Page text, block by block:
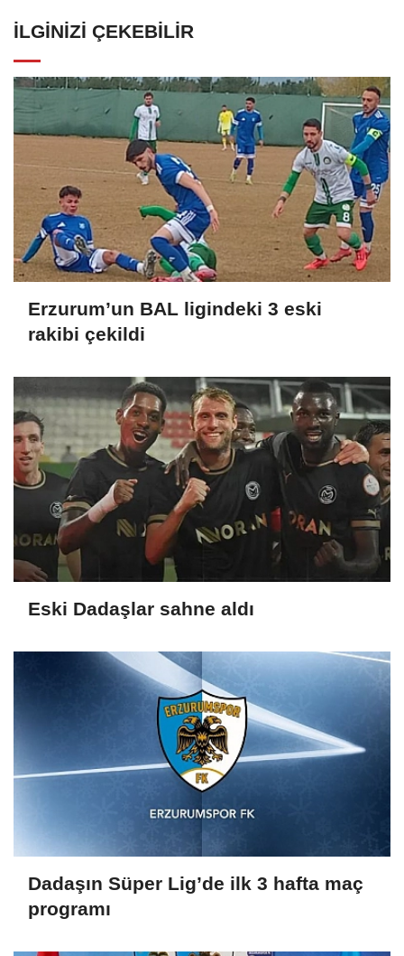
İLGINIZI ÇEKEBILIR
Erzurum’un BAL ligindeki 3 eski
rakibi çekildi
Eski Dadaşlar sahne aldı
Dadaşın Süper Lig’de ilk 3 hafta maç
programı